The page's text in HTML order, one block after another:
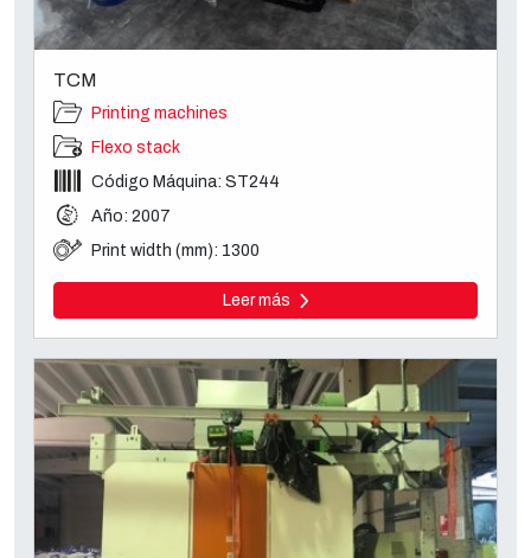
TCM
Printing machines
Flexo stack
Código Máquina: ST244
Año: 2007
Print width (mm): 1300
Leer más